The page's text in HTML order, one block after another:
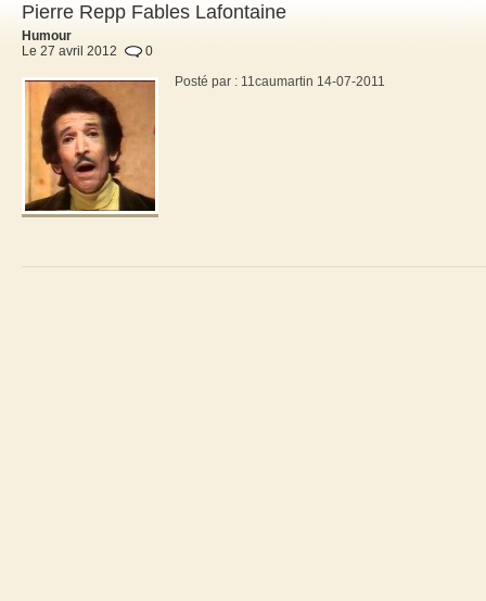
Pierre Repp Fables Lafontaine
Humour
Le 27 avril 2012
0
Posté par : 11caumartin 14-07-2011